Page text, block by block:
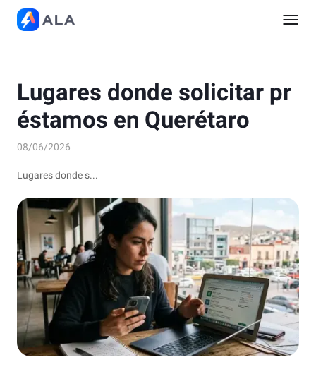
Lugares donde solicitar pr
éstamos en Querétaro
08/06/2026
Lugares donde s...